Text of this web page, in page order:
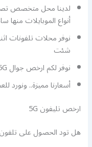
لدينا محل متخصص
أنواع الموبايلات
نوفر محلات تلفونات
شئت
نوفر لكم ارخص جوال 5G والذي يتميز بالجودة العالية
أسعارنا مميزة.. ونورد
ارخص تليفون 5G
هل تود الحصول على